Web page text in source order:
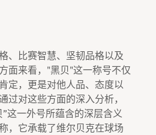
、比赛智慧、坚韧品格以及
面来看，"黑贝"这一称号不仅
定，更是对他人品、态度以
过对这些方面的深入分析，
这一外号所蕴含的深层含义
，它承载了维尔贝克在球场